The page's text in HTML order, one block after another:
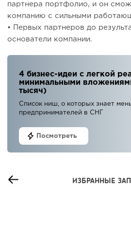
партнера портфолио, и он
компанию с сильными
• Первых партнеров до
основатели компании.
4 бизнес-идеи с легкой
минимальными
тысяч)
Список ниш, о которых знает
предпринимателей в СНГ
Посмотреть
ИЗБРАННЫЕ